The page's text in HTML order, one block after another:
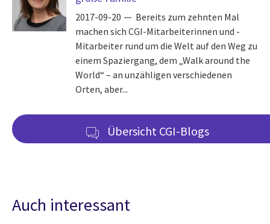
2017-09-20
Bereits zum zehnten Mal
machen sich CGI-Mitarbeiterinnen und -
Mitarbeiter rund um die Welt auf den Weg zu
einem Spaziergang, dem „Walk around the
World“ – an unzähligen verschiedenen
Orten, aber...
Übersicht CGI-Blogs
Auch interessant